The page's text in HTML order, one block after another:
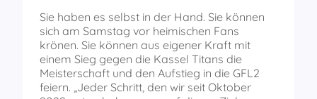
Sie haben es selbst in der Hand. Sie können
sich am Samstag vor heimischen Fans
krönen. Sie können aus eigener Kraft mit
einem Sieg gegen die Kassel Titans die
Meisterschaft und den Aufstieg in die GFL2
feiern. „Jeder Schritt, den wir seit Oktober